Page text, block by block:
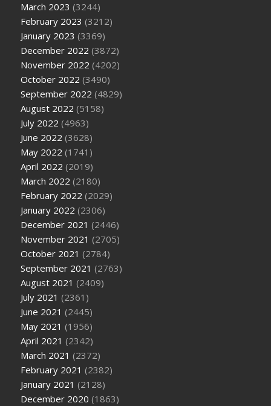
March 2023 (3244)
February 2023 (3212)
January 2023 (3369)
December 2022 (3872)
November 2022 (4202)
October 2022 (3490)
September 2022 (4829)
August 2022 (5158)
July 2022 (4963)
June 2022 (3628)
May 2022 (1741)
April 2022 (2019)
March 2022 (2180)
February 2022 (2029)
January 2022 (2306)
December 2021 (2446)
November 2021 (2705)
October 2021 (2784)
September 2021 (2763)
August 2021 (2409)
July 2021 (2361)
June 2021 (2445)
May 2021 (1956)
April 2021 (2342)
March 2021 (2372)
February 2021 (2382)
January 2021 (2128)
December 2020 (1863)